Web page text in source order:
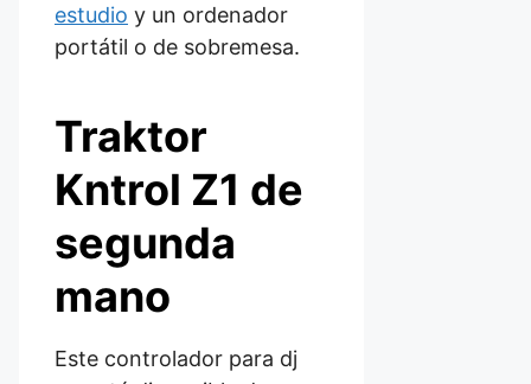
estudio y un ordenador
portátil o de sobremesa.
Traktor
Kntrol Z1 de
segunda
mano
Este controlador para dj